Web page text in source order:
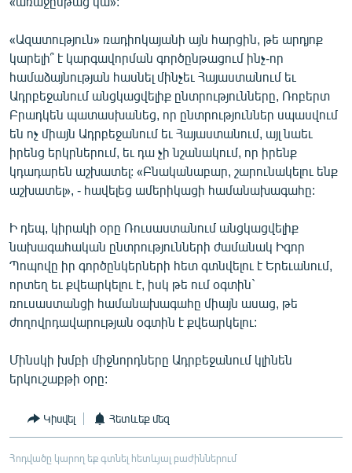
«Ազատություն» ռադիոկայանի այն հարցին, թե արդյոք
կարելի՞ է կարգավորման գործընթացում ինչ-որ
համաձայնության հասնել մինչեւ Հայաստանում եւ
Ադրբեջանում անցկացվելիք ընտրությունները, Ռոբերտ
Բրադկեն պատասխանեց, որ ընտրություններ սպասվում
են ոչ միայն Ադրբեջանում եւ Հայաստանում, այլ նաեւ
իրենց երկրներում, եւ դա չի նշանակում, որ իրենք
կդադարեն աշխատել: «Բնականաբար, շարունակելու ենք
աշխատել», - հավելեց ամերիկացի համանախագահը:
Ի դեպ, կիրակի օրը Ռուսաստանում անցկացվելիք
նախագահական ընտրությունների ժամանակ Իգոր
Պոպովը իր գործընկերների հետ գտնվելու է Երեւանում,
որտեղ եւ քվեարկելու է, իսկ թե ում օգտին`
ռուսաստանցի համանախագահը միայն ասաց, թե
ժողովրդավարության օգտին է քվեարկելու:
Մինսկի խմբի միջնորդները Ադրբեջանում կլինեն
երկուշաբթի օրը:
Կիսվել Հետևեք մեզ
Հոդվածը կարող եք գտնել հետևյալ բաժիններում